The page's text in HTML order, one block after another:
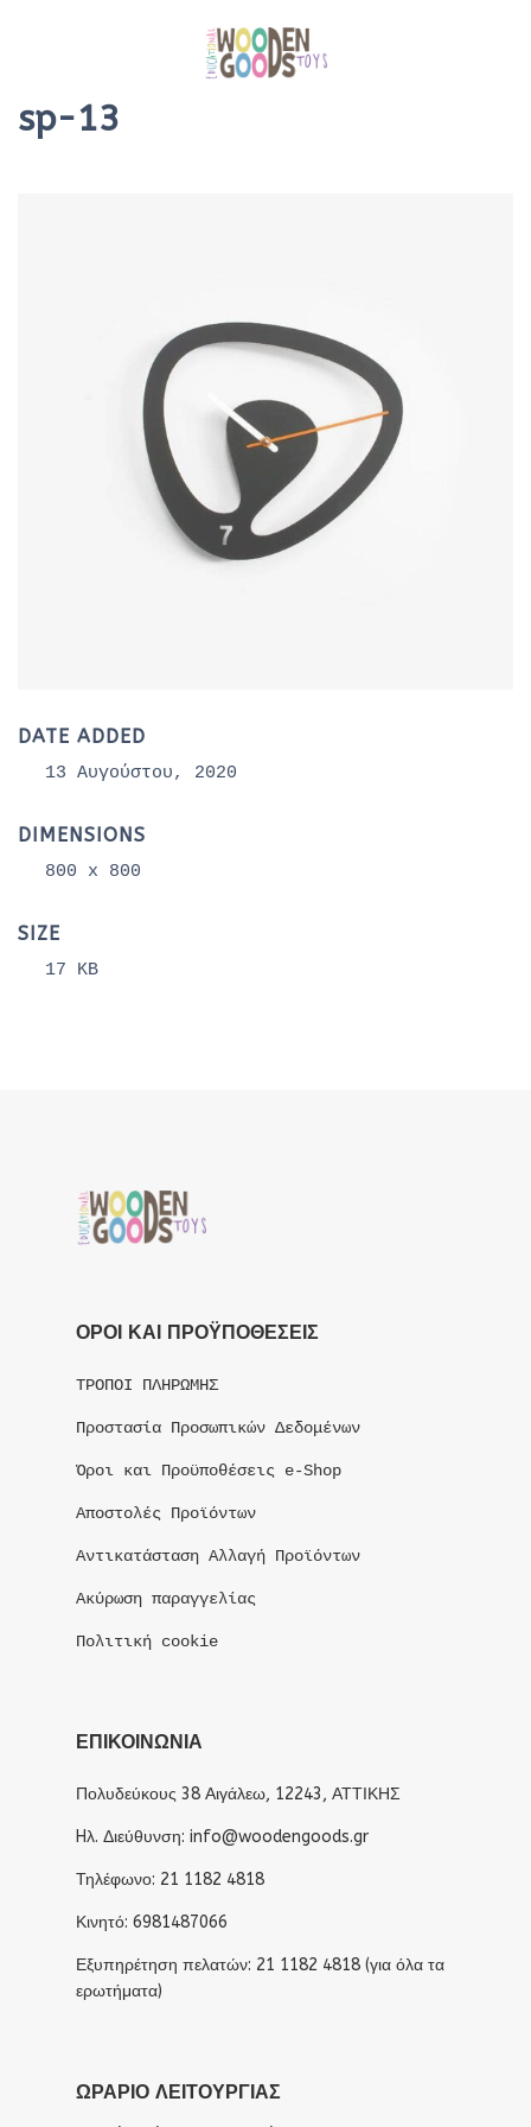
sp-13
DATE ADDED
13 Αυγούστου, 2020
DIMENSIONS
800 x 800
SIZE
17 KB
ΟΡΟΙ ΚΑΙ ΠΡΟΫΠΟΘΕΣΕΙΣ
ΤΡΟΠΟΙ ΠΛΗΡΩΜΗΣ
Προστασία Προσωπικών Δεδομένων
Όροι και Προϋποθέσεις e-Shop
Αποστολές Προϊόντων
Αντικατάσταση Αλλαγή Προϊόντων
Ακύρωση παραγγελίας
Πολιτική cookie
ΕΠΙΚΟΙΝΩΝΙΑ
Πολυδεύκους 38 Αιγάλεω, 12243, ΑΤΤΙΚΗΣ
Hλ. Διεύθυνση: info@woodengoods.gr
Τηλέφωνο: 21 1182 4818
Κινητό: 6981487066
Εξυπηρέτηση πελατών: 21 1182 4818 (για όλα τα
ερωτήματα)
ΩΡΆΡΙΟ ΛΕΙΤΟΥΡΓΊΑΣ